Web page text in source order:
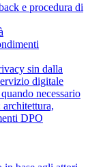
e procedura di
sin dalla
digitale
necessario
DPO